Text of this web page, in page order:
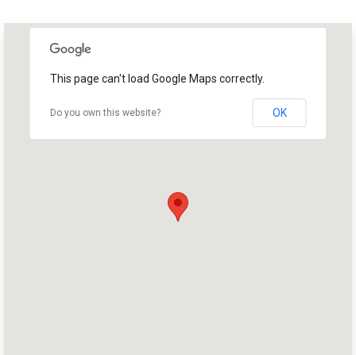
This page can't load Google Maps correctly.
Do you own this website? OK